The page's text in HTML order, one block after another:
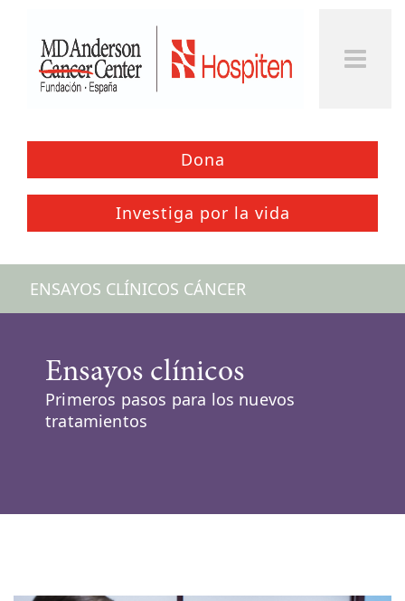
Dona
Investiga por la vida
ENSAYOS CLÍNICOS CÁNCER
Ensayos clínicos
Primeros pasos para los nuevos
tratamientos